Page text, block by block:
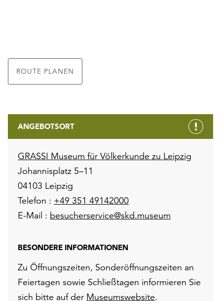
ROUTE PLANEN
ANGEBOTSORT
GRASSI Museum für Völkerkunde zu Leipzig
Johannisplatz 5–11
04103 Leipzig
Telefon : +49 351 49142000
E-Mail : besucherservice@skd.museum
BESONDERE INFORMATIONEN
Zu Öffnungszeiten, Sonderöffnungszeiten an
Feiertagen sowie Schließtagen informieren Sie
sich bitte auf der Museumswebsite.